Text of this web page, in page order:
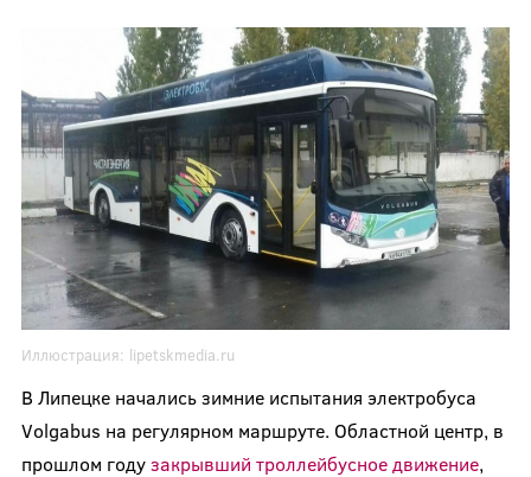
Иллюстрация: lipetskmedia.ru
В Липецке начались зимние испытания электробуса
Volgabus на регулярном маршруте. Областной центр, в
прошлом годузакрывший троллейбусное движение,